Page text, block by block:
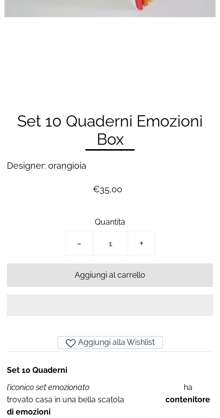
Set 10 Quaderni Emozioni
Box
Designer: orangioia
€35,00
Quantità
- +
Aggiungi alla Wishlist
Set 10 Quaderni
l’iconico set emozionato ha
trovato casa in una bella scatolacontenitore
di emozioni